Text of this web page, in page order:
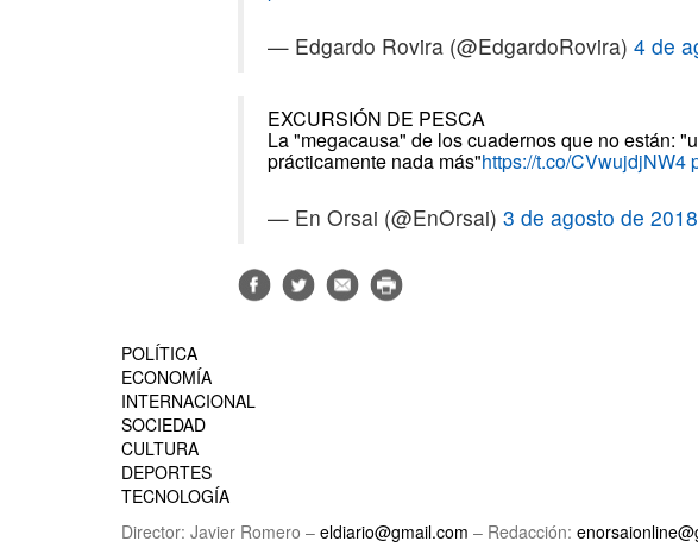
— Edgardo Rovira (@EdgardoRovira)4 de
EXCURSIÓN DE PESCA
La "megacausa" de los cuadernos que no están:
prácticamente nada más"https://t.co/CVwujdjNW4
— En Orsai (@EnOrsai)3 de agosto de 2018
POLÍTICA
ECONOMÍA
INTERNACIONAL
SOCIEDAD
CULTURA
DEPORTES
TECNOLOGÍA
Director: Javier Romero – eldiario@gmail.com – Redacción: